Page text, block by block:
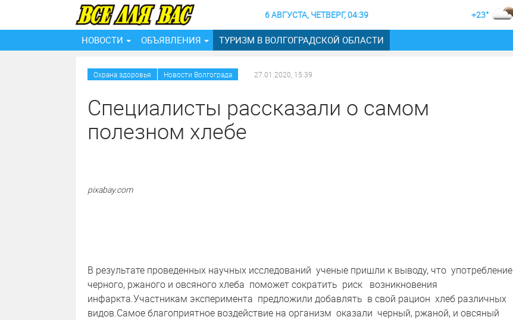
6 АВГУСТА, ЧЕТВЕРГ, 04:39 +23°
НОВОСТИ ОБЪЯВЛЕНИЯ ТУРИЗМ В ВОЛГОГРАДСКОЙ ОБЛАСТИ
Охрана здоровья Новости Волгограда 27.01.2020, 15:39
Специалисты рассказали о самом
полезном хлебе
pixabay.com
В результате проведенных научных исследований ученые пришли к выводу, что употребление
черного, ржаного и овсяного хлеба поможет сократить риск возникновения
инфаркта.Участникам эксперимента предложили добавлять в свой рацион хлеб различных
видов.Самое благоприятное воздействие на организм оказали черный, ржаной, и овсяный